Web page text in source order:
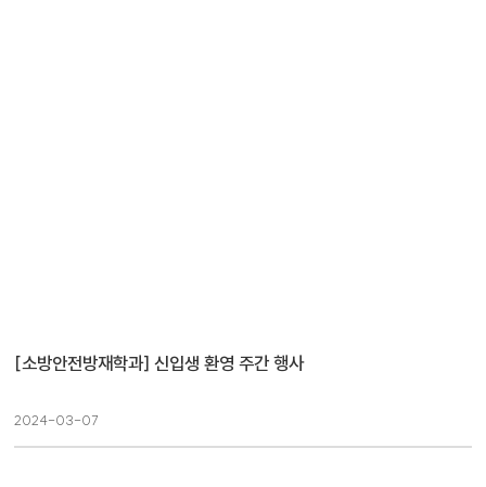
[소방안전방재학과] 신입생 환영 주간 행사
2024-03-07